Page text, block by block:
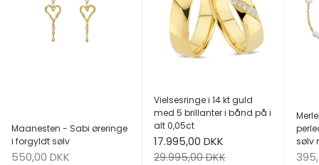
Maanesten - Sabi øreringe
i forgyldt sølv
Salgspris
550,00 DKK
Vielsesringe i 14 kt guld
med 5 brillanter i bånd på i
alt 0,05ct
Salgspris
17.995,00 DKK
Normalpris
29.995,00 DKK
sølv